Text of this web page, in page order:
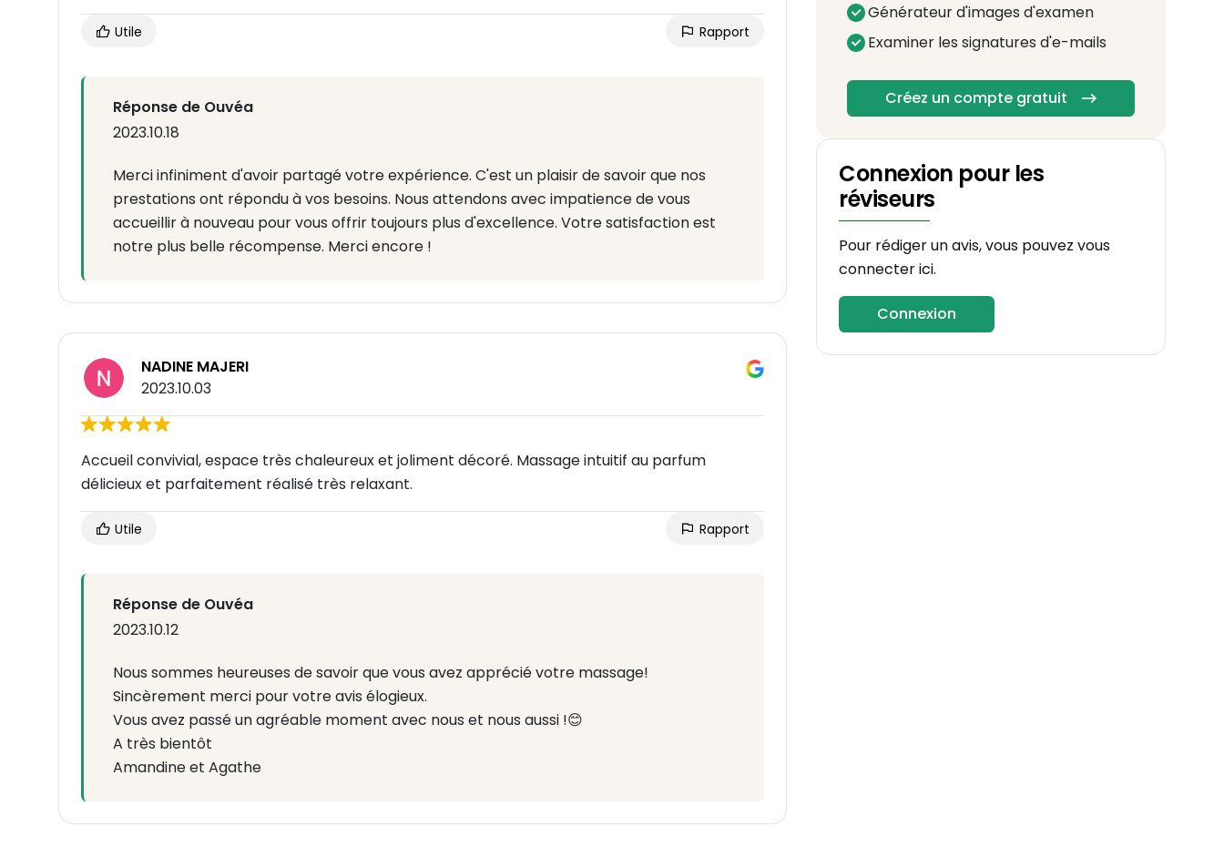
Utile Rapport
Réponse de Ouvéa
2023.10.18
Merci infiniment d'avoir partagé votre expérience. C'est un plaisir de savoir que nos
prestations ont répondu à vos besoins. Nous attendons avec impatience de vous
accueillir à nouveau pour vous offrir toujours plus d'excellence. Votre satisfaction est
notre plus belle récompense. Merci encore !
NADINE MAJERI
2023.10.03
Accueil convivial, espace très chaleureux et joliment décoré. Massage intuitif au parfum
délicieux et parfaitement réalisé très relaxant.
Utile Rapport
Réponse de Ouvéa
2023.10.12
Nous sommes heureuses de savoir que vous avez apprécié votre massage!
Sincèrement merci pour votre avis élogieux.
Vous avez passé un agréable moment avec nous et nous aussi !😊
A très bientôt
Amandine et Agathe
Générateur d'images d'examen
Examiner les signatures d'e-mails
Créez un compte gratuit
Connexion pour les
réviseurs
Pour rédiger un avis, vous pouvez vous
connecter ici.
Connexion